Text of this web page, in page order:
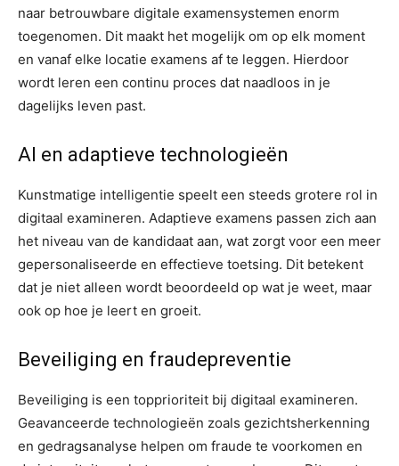
naar betrouwbare digitale examensystemen enorm
toegenomen. Dit maakt het mogelijk om op elk moment
en vanaf elke locatie examens af te leggen. Hierdoor
wordt leren een continu proces dat naadloos in je
dagelijks leven past.
AI en adaptieve technologieën
Kunstmatige intelligentie speelt een steeds grotere rol in
digitaal examineren. Adaptieve examens passen zich aan
het niveau van de kandidaat aan, wat zorgt voor een meer
gepersonaliseerde en effectieve toetsing. Dit betekent
dat je niet alleen wordt beoordeeld op wat je weet, maar
ook op hoe je leert en groeit.
Beveiliging en fraudepreventie
Beveiliging is een topprioriteit bij digitaal examineren.
Geavanceerde technologieën zoals gezichtsherkenning
en gedragsanalyse helpen om fraude te voorkomen en